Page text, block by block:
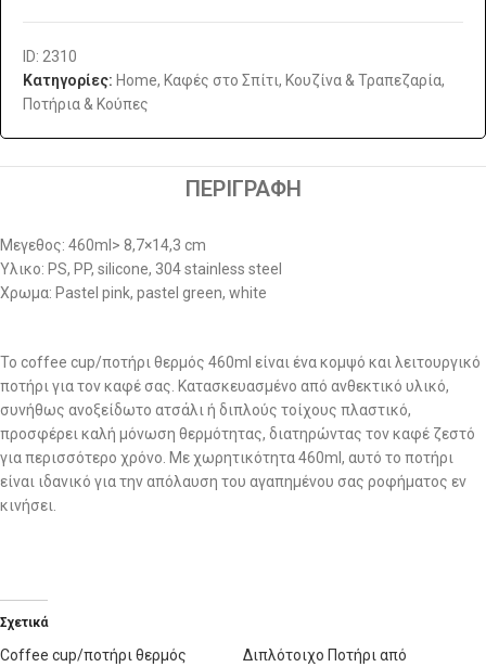
ID: 2310
Κατηγορίες: Home, Καφές στο Σπίτι, Κουζίνα & Τραπεζαρία,
Ποτήρια & Κούπες
ΠΕΡΙΓΡΑΦΉ
Μεγεθος: 460ml> 8,7×14,3 cm
Υλικο: PS, PP, silicone, 304 stainless steel
Χρωμα: Pastel pink, pastel green, white
Το coffee cup/ποτήρι θερμός 460ml είναι ένα κομψό και λειτουργικό
ποτήρι για τον καφέ σας. Κατασκευασμένο από ανθεκτικό υλικό,
συνήθως ανοξείδωτο ατσάλι ή διπλούς τοίχους πλαστικό,
προσφέρει καλή μόνωση θερμότητας, διατηρώντας τον καφέ ζεστό
για περισσότερο χρόνο. Με χωρητικότητα 460ml, αυτό το ποτήρι
είναι ιδανικό για την απόλαυση του αγαπημένου σας ροφήματος εν
κινήσει.
Σχετικά
Coffee cup/ποτήρι θερμός
Διπλότοιχο Ποτήρι από